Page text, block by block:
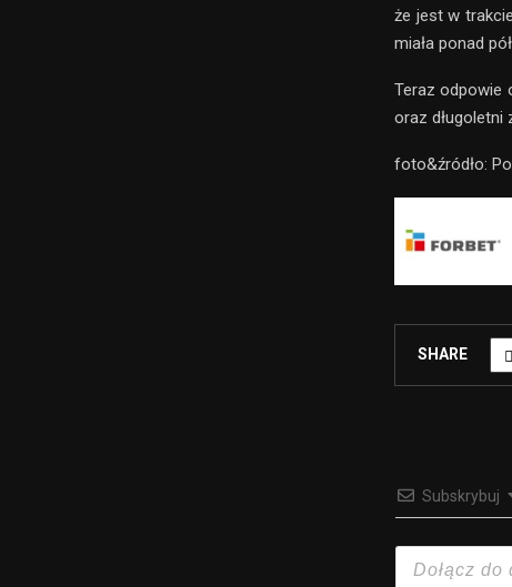
że jest w
miała ponad
Teraz odpowie
oraz długoletni
foto&źródło:
SHARE
Subskrybuj